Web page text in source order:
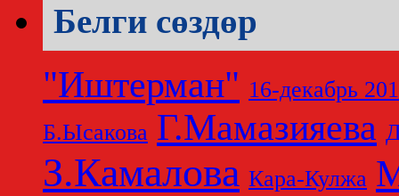
Белги сөздөр
"Иштерман" 16-декабрь
Б.Ысакова Г.Мамазияева
З.Камалова Кара-Кулжа